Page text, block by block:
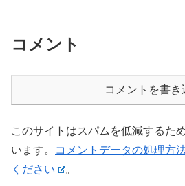
コメント
コメントを書き
このサイトはスパムを低減するた
います。
コメントデータの処理方
ください
。